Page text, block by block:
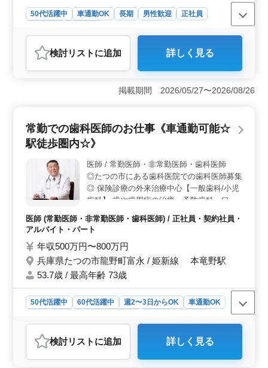
50代活躍中 車通勤OK 長期 男性歓迎
正社員
おすすめポイント
＜中高年活躍中のトラック整備のプロフェッショナル
＞ 大型・トラック整備士を募集しています。整備、修
中途入社者が多数活躍している馴染みやすい環境が整っ
高年層の活躍と中途入社のサポート＞ 中途入社が積極
的に採用され、馴染みやすい環境が整っています。中高
年の経験者が多く、その豊富な経験を活かして仕事に取
り組むことが期待されています。50代の方も歓迎され、
経験を積んだ方が新しいステージで活躍できます。
＜柔軟な雇用形態と充実の給与待遇＞ 正社員、契約社
員、派遣社員といった柔軟な雇用形態が用意されていま
交通費も支給されています。これにより、経済的な安心
感と柔軟性が確保されています。
検討リスト に追加 詳しく見る
掲載期間 2026/05/27〜2026/08/26
常勤での歯科医師のお仕事《車通勤可能☆
駅徒歩圏内☆》
医師 / 常勤医師・非常勤医師・歯科医師
◎たつの市にある歯科医院での歯科医師募集
◎ 保険診療の外来治療中心【一般歯科/小児
歯科】 歯や歯周病の治療、予防歯科、口腔
事をして頂きます☆ 《勤務時間帯相談可
能・現在シニアも活躍中・交通費全額支給・
車通勤可能・駅から徒歩7分圏内》 50代・60
代のベテランの方歓迎♪ 年齢よりも経験のあ
るベテランの方を募集しています＼＾＾／
医師 (常勤医師・非常勤医師・歯科医師) / 正社員・契約社員・
アルバイト・パート
年収500万円〜800万円
兵庫県たつの市龍野町富永 / 姫新線 本竜野駅
53.7歳 / 最高年齢 73歳
50代活躍中 60代活躍中 週2〜3日からOK
車通勤OK
アルバイト・パート
おすすめポイント
＜働きやすさ＞ 車通勤可能で駅徒歩圏内の理想的な立
検討リスト に追加 詳しく見る